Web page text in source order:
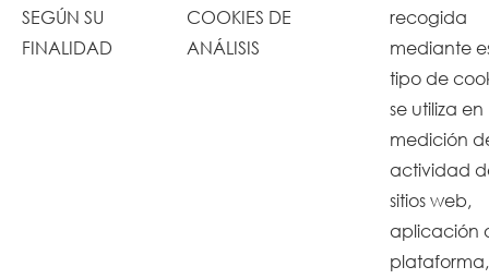
SEGÚN SU
FINALIDAD
COOKIES DE
ANÁLISIS
recogida
mediante
tipo de
se utiliza en
medición
actividad
sitios web,
aplicación